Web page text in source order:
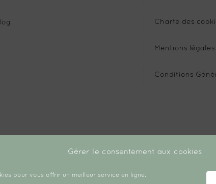
Gérer le consentement aux cookies
pour vous offrir un meilleur service en ligne.
Charte des
Mentions légales
Conditions